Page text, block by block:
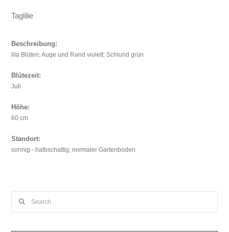
Taglilie
Beschreibung:
lila Blüten; Auge und Rand violett; Schlund grün
Blütezeit:
Juli
Höhe:
60 cm
Standort:
sonnig - halbschattig; normaler Gartenboden